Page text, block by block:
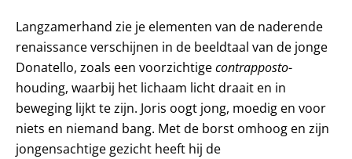
Langzamerhand zie je elementen van de naderende
renaissance verschijnen in de beeldtaal van de jonge
Donatello, zoals een voorzichtigecontrapposto-
houding, waarbij het lichaam licht draait en in
beweging lijkt te zijn. Joris oogt jong, moedig en voor
niets en niemand bang. Met de borst omhoog en zijn
jongensachtige gezicht heeft hij de